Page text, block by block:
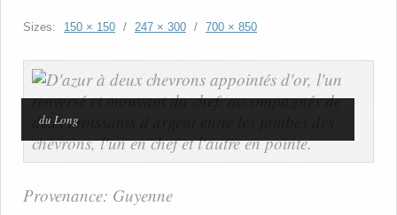
Sizes: 150 × 150 / 247 × 300 / 700 × 850
du Long
Provenance: Guyenne